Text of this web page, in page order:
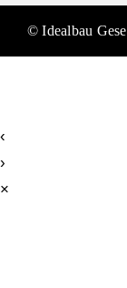
© Idealbau
‹
›
×